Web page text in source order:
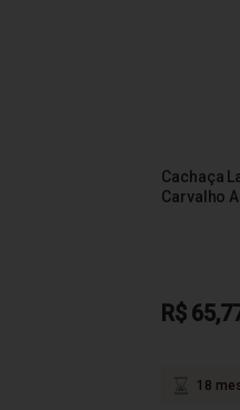
Cachaça
Carvalho
R$
18